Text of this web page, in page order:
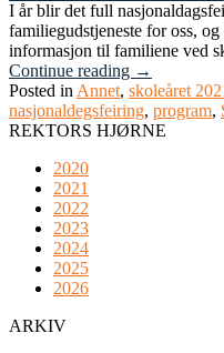
I år blir det full
familiegudstjeneste for oss,
informasjon til familiene ved
Continue reading →
Posted in Annet, skoleåret
nasjonaldegsfeiring, program,
REKTORS HJØRNE
2020
2021
2022
2023
2024
2025
2026
ARKIV